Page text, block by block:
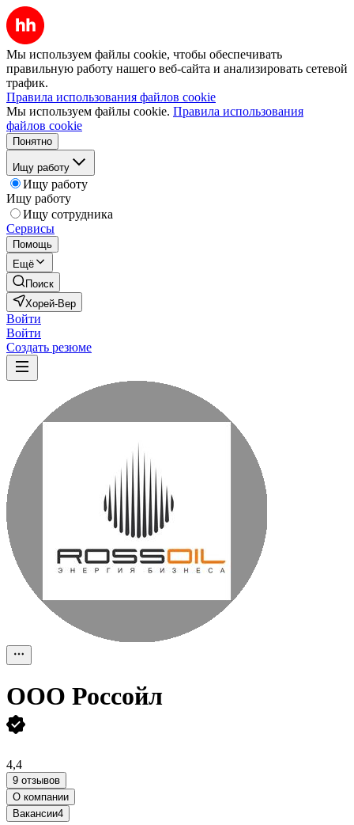
Мы используем файлы cookie, чтобы обеспечивать
правильную работу нашего веб-сайта и анализировать сетевой
трафик.
Правила использования файлов cookie
Мы используем файлы cookie. Правила использования
файлов cookie
Понятно
Ищу работу
Ищу работу
Ищу работу
Ищу сотрудника
Сервисы
Помощь
Ещё
Поиск
Хорей-Вер
Войти
Войти
Создать резюме
ООО Россойл
4,4
9 отзывов
О компании
Вакансии4